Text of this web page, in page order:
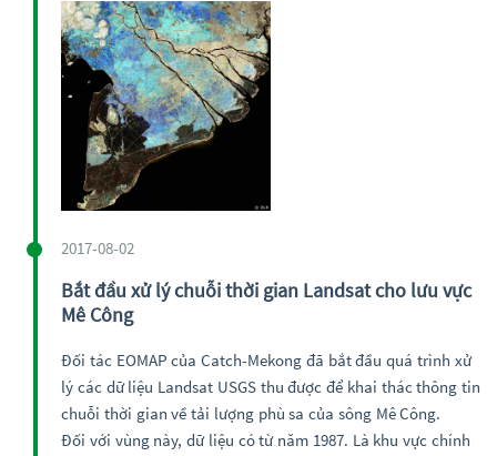
2017-08-02
Bắt đầu xử lý chuỗi thời gian Landsat cho lưu vực
Mê Công
Đối tác EOMAP của Catch-Mekong đã bắt đầu quá trình xử
lý các dữ liệu Landsat USGS thu được để khai thác thông tin
chuỗi thời gian về tải lượng phù sa của sông Mê Công.
Đối với vùng này, dữ liệu có từ năm 1987. Là khu vực chính